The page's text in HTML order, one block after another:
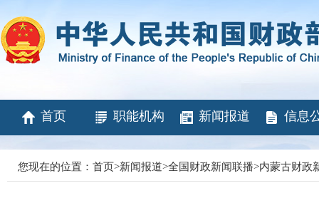
首页 职能机构 新闻报道 信息
您现在的位置： 首页>新闻报道>全国财政新闻联播>内蒙古财政